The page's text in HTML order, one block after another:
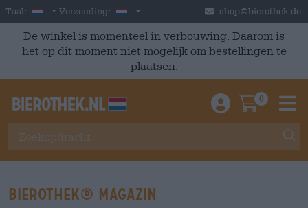
Skip to main content
Taal: Dutch
Verzending: Nederland shop@bierothek.de
De winkel is momenteel in verbouwing. Daarom is
het op dit moment niet mogelijk om bestellingen te
plaatsen.
Einloggen /
0
Bierothek® Magazin